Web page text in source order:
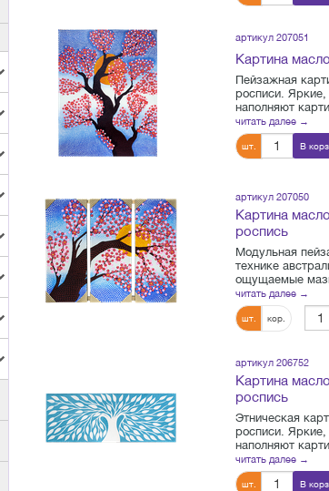
артикул 207051
Картина
Пейзажная
росписи.
наполняют
читать далее →
шт. В
артикул 207050
Картина
роспись
Модульная
технике
ощущаемые
читать далее →
шт. кор.
артикул 206752
Картина
роспись
Этническая
росписи.
наполняют
читать далее →
шт. В